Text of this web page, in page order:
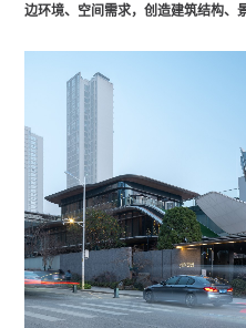
边环境、空间需求，创造建筑结构、